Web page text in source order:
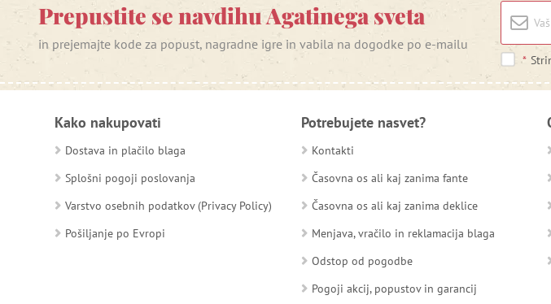
Prepustite se navdihu Agatinega sveta
in prejemajte kode za popust, nagradne igre in vabila na dogodke po e-mailu
*
Kako nakupovati
Dostava in plačilo blaga
Splošni pogoji poslovanja
Varstvo osebnih podatkov (Privacy Policy)
Pošiljanje po Evropi
Potrebujete nasvet?
Kontakti
Časovna os ali kaj zanima fante
Časovna os ali kaj zanima deklice
Menjava, vračilo in reklamacija blaga
Odstop od pogodbe
Pogoji akcij, popustov in garancij